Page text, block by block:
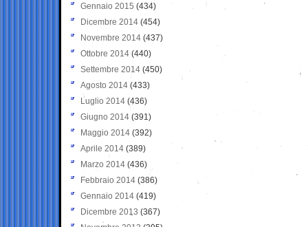
Gennaio 2015 (434)
Dicembre 2014 (454)
Novembre 2014 (437)
Ottobre 2014 (440)
Settembre 2014 (450)
Agosto 2014 (433)
Luglio 2014 (436)
Giugno 2014 (391)
Maggio 2014 (392)
Aprile 2014 (389)
Marzo 2014 (436)
Febbraio 2014 (386)
Gennaio 2014 (419)
Dicembre 2013 (367)